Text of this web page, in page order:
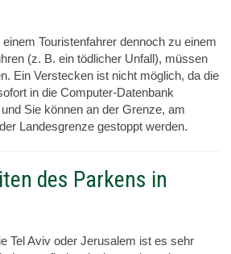
einem Touristenfahrer dennoch zu einem
(z. B. ein tödlicher Unfall), müssen
Ein Verstecken ist nicht möglich, da die
in die Computer-Datenbank
Sie können an der Grenze, am
Landesgrenze gestoppt werden.
des Parkens in
Tel Aviv oder Jerusalem ist es sehr